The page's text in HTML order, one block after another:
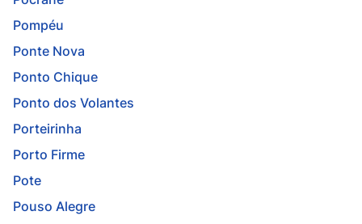
Pompéu
Ponte Nova
Ponto Chique
Ponto dos Volantes
Porteirinha
Porto Firme
Pote
Pouso Alegre